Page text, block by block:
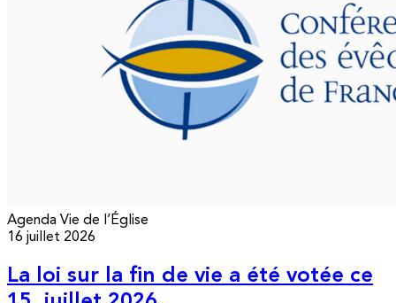
Agenda Vie de l’Église
16 juillet 2026
La loi sur la fin de vie a été votée ce